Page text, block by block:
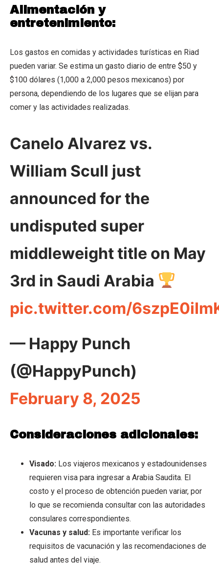
Alimentación y
entretenimiento:
Los gastos en comidas y actividades turísticas en Riad
pueden variar. Se estima un gasto diario de entre $50 y
$100 dólares (1,000 a 2,000 pesos mexicanos) por
persona, dependiendo de los lugares que se elijan para
comer y las actividades realizadas.
Canelo Alvarez vs.
William Scull just
announced for the
undisputed super
middleweight title on May
3rd in Saudi Arabia
pic.twitter.com/
— Happy Punch
(@HappyPunch)
February 8, 2025
Consideraciones adicionales:
Visado: Los viajeros mexicanos y estadounidenses
requieren visa para ingresar a Arabia Saudita. El
costo y el proceso de obtención pueden variar, por
lo que se recomienda consultar con las autoridades
consulares correspondientes.
Vacunas y salud: Es importante verificar los
requisitos de vacunación y las recomendaciones de
salud antes del viaje.